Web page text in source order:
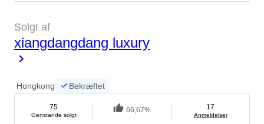
Solgt af
xiangdangdang luxury
Hongkong Bekræftet
75
Genstande solgt
66,67% 17
Anmeldelser